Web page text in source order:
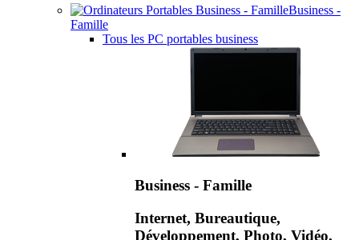
Business -
Famille
Tous les PC portables business
Business - Famille
Internet, Bureautique,
Développement, Photo, Vidéo,